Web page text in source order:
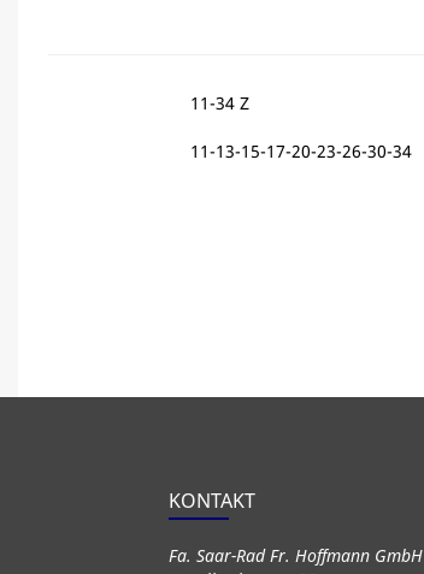
11-34 Z
11-13-15-17-20-23-26-30-34
KONTAKT
Fa. Saar-Rad Fr. Hoffmann GmbH